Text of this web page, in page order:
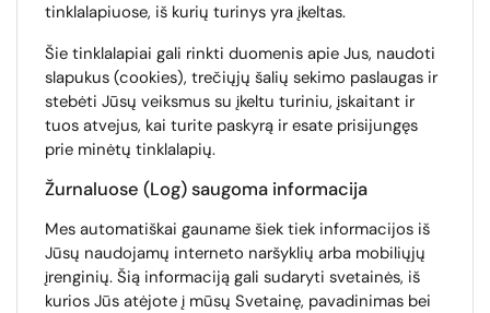
tinklalapiuose, iš kurių turinys yra įkeltas.
Šie tinklalapiai gali rinkti duomenis apie Jus, naudoti
slapukus (cookies), trečiųjų šalių sekimo paslaugas ir
stebėti Jūsų veiksmus su įkeltu turiniu, įskaitant ir
tuos atvejus, kai turite paskyrą ir esate prisijungęs
prie minėtų tinklalapių.
Žurnaluose (Log) saugoma informacija
Mes automatiškai gauname šiek tiek informacijos iš
Jūsų naudojamų interneto naršyklių arba mobiliųjų
įrenginių. Šią informaciją gali sudaryti svetainės, iš
kurios Jūs atėjote į mūsų Svetainę, pavadinimas bei